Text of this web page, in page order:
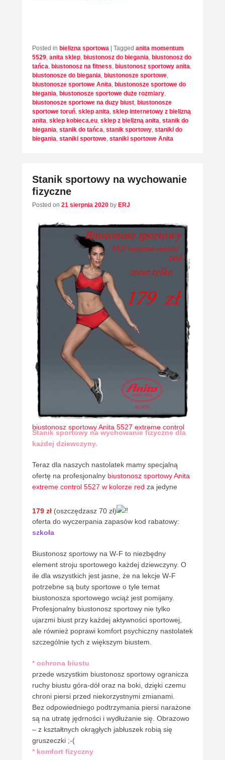
Posted in bielizna sportowa Tagged anita momentum
5529, anita sklep, biustonosz do biegania, biustonosz do
tańca, biustonosz na fitness, biustonosz sportowy anita,
biustonosze do biegania, biustonosze sportowe,
biustonosze sportowe Anita, biustonosze sportowe do
biegania, biustonosze sportowe duże rozmiary,
biustonosze sportowe na duzy biust, biustonosze
sportowe toruń, sklep anita, sklep internetowy z bielizną
anita, sklep kobieca.eu, sklep z bielizną anita, stanik do
biegania, stanik do tańca, stanik sportowy, staniki do
biegania, staniki sportowe, staniki sportowe Anita
Stanik sportowy na wychowanie
fizyczne
Posted on 21 sierpnia 2020 by ERJ
biustonosz sportowy Anita 5527 extreme control
Stanik sportowy na wychowanie fizyczne dla
każdej dziewczyny.
Teraz dla naszych nastolatek mamy specjalną
ofertę na profesjonalny biustonosz sportowy Anita
extreme control 5527 w kolorze red za jedyne
179 zł (oszczędzasz 70 zł)
oferta do wyczerpania zapasów kod rabatowy:
szkoła
Biustonosz sportowy na W-F to niezbędny
element stroju sportowego każdej dziewczyny. O
ile dla wszystkich jest jasne, że na lekcje W-F
potrzebne są buty sportowe o tyle temat
biustonosza sportowego wciąż jest pomijany.
Profesjonalny biustonosz sportowy nie tylko
ujarzmi biust przy każdej aktywności sportowej,
ale również poprawi komfort psychiczny nastolatek
szczególnie tych z większym biustem.
* ochrona biustu
przede wszystkim biustonosz sportowy ogranicza
ruchy biustu góra-dół oraz na boki, dzięki czemu
chroni piersi przed niekorzystnymi zmianami.
Bez odpowiedniego podtrzymania piersi narażone
są na utratę jędrności i wydłużanie się. Obrazowo
– z kształtnych okrągłych jabłuszek robią się
gruszeczki ;-(
* komfort fizyczny